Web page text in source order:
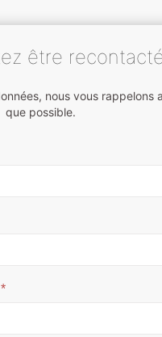
être
nous vous rappelons
que possible.
*